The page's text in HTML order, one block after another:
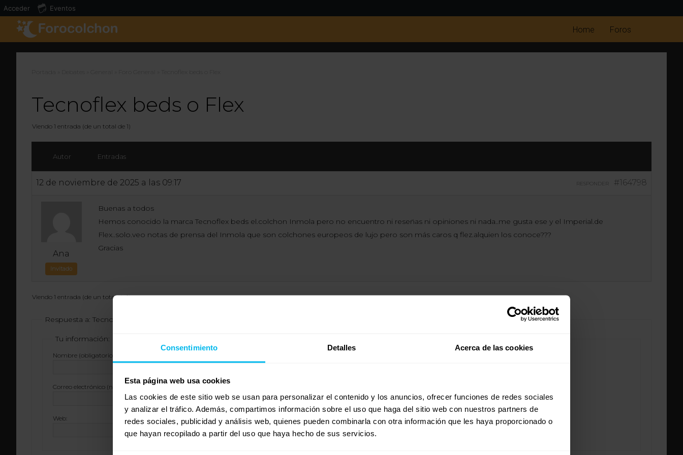
Consentimiento Detalles Acerca de las cookies
Esta página web usa cookies
Las cookies de este sitio web se usan para personalizar el contenido y los anuncios, ofrecer funciones de redes sociales
y analizar el tráfico. Además, compartimos información sobre el uso que haga del sitio web con nuestros partners de
redes sociales, publicidad y análisis web, quienes pueden combinarla con otra información que les haya proporcionado o
que hayan recopilado a partir del uso que haya hecho de sus servicios.
Home Foros
Tecnoflex beds o Flex
Viendo 1 entrada (de un total de 1)
Autor Entradas
12 de noviembre de 2025 a las 09:17 #164798
RESPONDER
Ana
Invitado
Buenas a todos
Hemos conocido la marca Tecnoflex beds el.colchon Inmola pero no encuentro ni resen̈as ni opiniones ni nada..me gusta ese y el Imperial.de
Flex..solo.veo notas de prensa del Inmola que son colchones europeos de lujo pero son más caros q flez.alquien los conoce???
Gracias
Viendo 1 entrada (de un total de 1)
Respuesta a: Tecnoflex beds o Flex
Tu información:
Nombre (obligatorio):
Correo electrónico (no se publicará) (obligatorio):
Web:
Acceder Eventos